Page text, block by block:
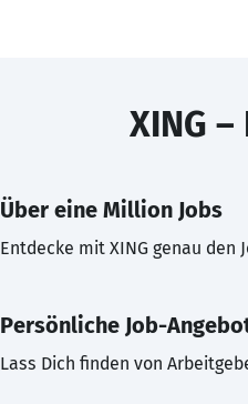
XING
Über eine Million Jobs
Entdecke mit XING genau den
Persönliche Job-
Lass Dich finden von